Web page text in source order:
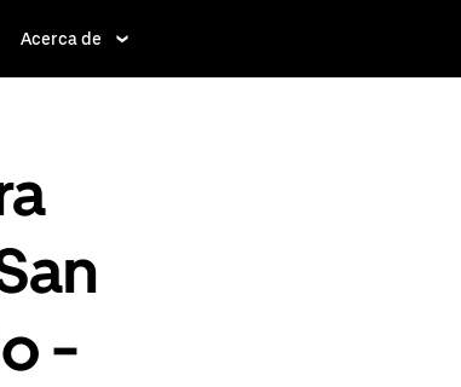
Acerca de
-